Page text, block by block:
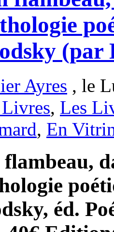
(par
Ayres , le
, Les
, En
éd.